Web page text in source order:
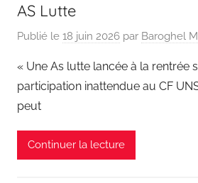
AS Lutte
Publié le 18 juin 2026 par Baroghel
« Une As lutte lancée à la rentrée
participation inattendue au CF
peut
Continuer la lecture